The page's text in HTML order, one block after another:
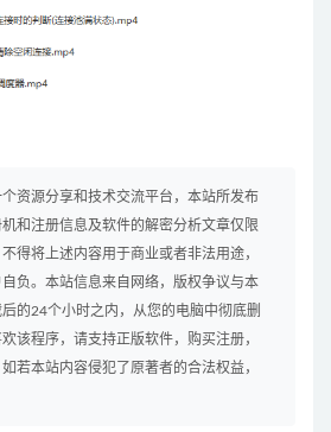
资源分享和技术交流平台，本站所发布
和注册信息及软件的解密分析文章仅限
得将上述内容用于商业或者非法用途，
负。本站信息来自网络，版权争议与本
的24个小时之内，从您的电脑中彻底删
该程序，请支持正版软件，购买注册，
若本站内容侵犯了原著者的合法权益，